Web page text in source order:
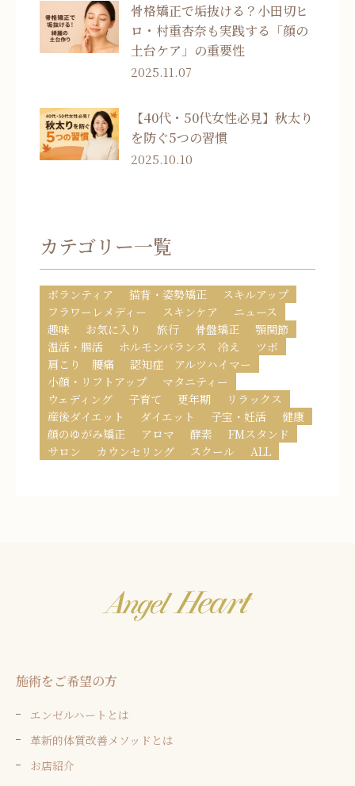
骨格矯正で垢抜ける？小田切ヒ
ロ・村重杏奈も実践する「顔の
土台ケア」の重要性
2025.11.07
【40代・50代女性必見】秋太り
を防ぐ5つの習慣
2025.10.10
カテゴリー一覧
ボランティア 猫背・姿勢矯正
スキルアップ
フラワーレメディー
スキンケア
ニュース
趣味
お気に入り 旅行 骨盤矯正
顎関節
温活・腸活
ホルモンバランス 冷え
ツボ
肩こり 腰痛
認知症 アルツハイマー
小顔・リフトアップ
マタニティー
ウェディング
子育て 更年期
リラックス
産後ダイエット
ダイエット 子宝・妊活
健康
顔のゆがみ矯正
アロマ 酵素
FMスタンド
サロン
カウンセリング スクール ALL
施術をご希望の方
エンゼルハートとは
革新的体質改善メソッドとは
お店紹介